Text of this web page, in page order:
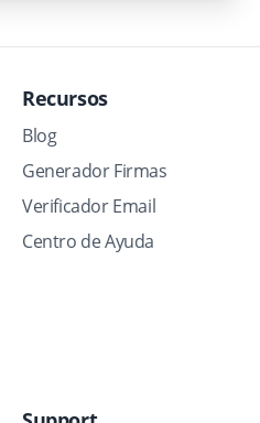
Recursos
Blog
Generador Firmas
Verificador Email
Centro de Ayuda